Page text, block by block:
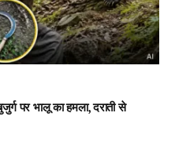
पर भालू का हमला, दराती से